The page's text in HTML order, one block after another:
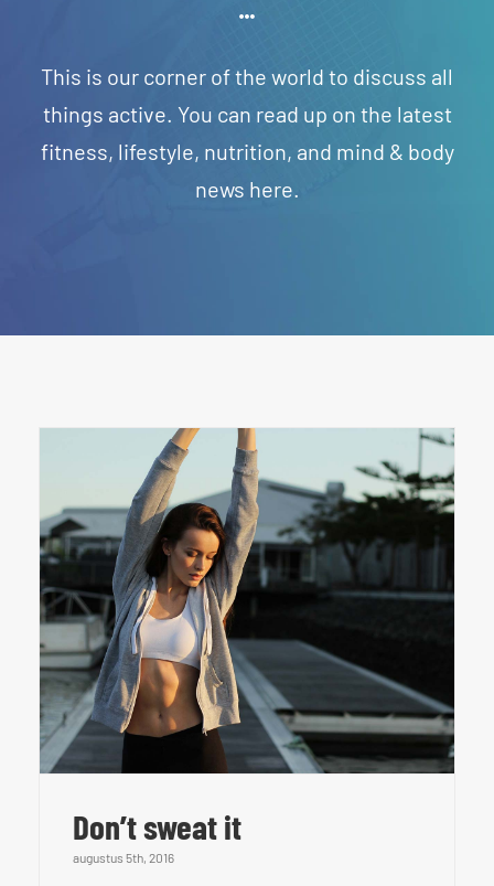
CONTACT
This is our corner of the world to discuss all
things active. You can read up on the latest
fitness, lifestyle, nutrition, and mind & body
news here.
Don’t sweat it
augustus 5th, 2016